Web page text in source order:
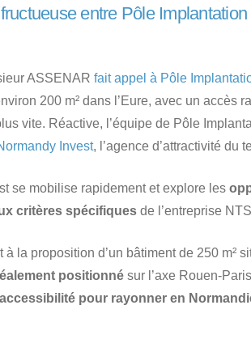
entre Pôle
ASSENAR fait appel à Pôle
200 m² dans l’Eure, avec un accès
vite. Réactive, l’équipe de Pôle
Invest, l’agence d’attractivité du
se mobilise rapidement et explore les
critères spécifiques de l’entreprise
à la proposition d’un bâtiment de 250 m²
positionné sur l’axe Rouen-
pour rayonner en